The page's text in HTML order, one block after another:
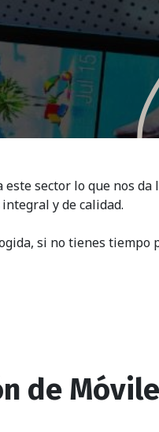
este sector lo que nos da
y de calidad.
si no tienes tiempo
de